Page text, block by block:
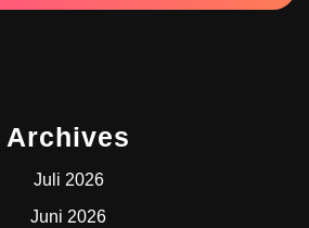
Archives
Juli 2026
Juni 2026